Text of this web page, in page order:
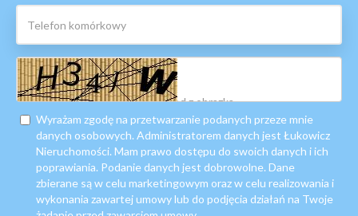
Wyrażam zgodę na przetwarzanie podanych przeze mnie
danych osobowych. Administratorem danych jest Łukowicz
Nieruchomości. Mam prawo dostępu do swoich danych i ich
poprawiania. Podanie danych jest dobrowolne. Dane
zbierane są w celu marketingowym oraz w celu realizowania i
wykonania zawartej umowy lub do podjęcia działań na Twoje